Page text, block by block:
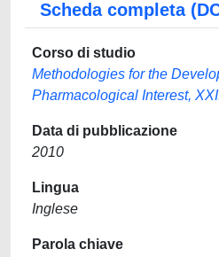
Scheda completa
Corso di studio
Methodologies for the
Pharmacological Interest,
Data di pubblicazione
2010
Lingua
Inglese
Parola chiave